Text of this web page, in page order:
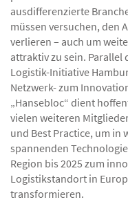
ausdifferenzierte
müssen versuchen, den
verlieren – auch um
attraktiv zu sein. Parallel
Logistik-Initiative
Netzwerk- zum
„Hansebloc“ dient
vielen weiteren
und Best Practice, um in
spannenden
Region bis 2025 zum
Logistikstandort in
transformieren.